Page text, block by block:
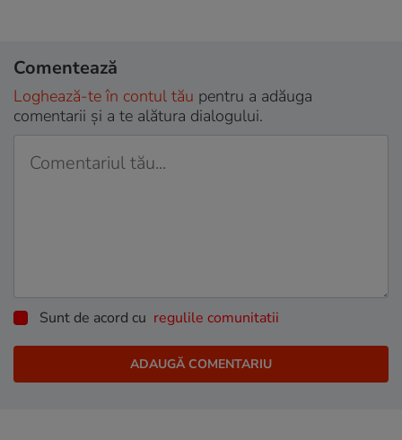
Comentează
Loghează-te în contul tău pentru a adăuga
comentarii și a te alătura dialogului.
Sunt de acord cu regulile comunitatii